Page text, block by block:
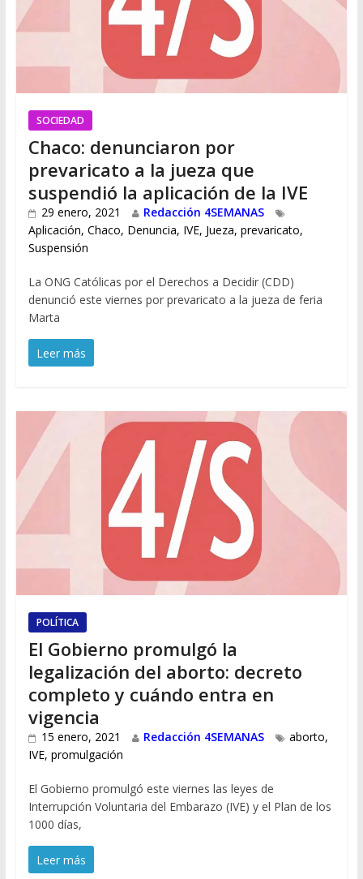
SOCIEDAD
Chaco: denunciaron por
prevaricato a la jueza que
suspendió la aplicación de la IVE
29 enero, 2021
Redacción 4SEMANAS
Aplicación, Chaco, Denuncia, IVE, Jueza, prevaricato,
Suspensión
La ONG Católicas por el Derechos a Decidir (CDD)
denunció este viernes por prevaricato a la jueza de feria
Marta
Leer más
POLÍTICA
El Gobierno promulgó la
legalización del aborto: decreto
completo y cuándo entra en
vigencia
15 enero, 2021 Redacción 4SEMANAS aborto,
IVE, promulgación
El Gobierno promulgó este viernes las leyes de
Interrupción Voluntaria del Embarazo (IVE) y el Plan de los
1000 días,
Leer más